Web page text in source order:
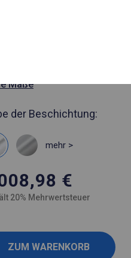
Maße
der Beschichtung:
mehr >
€
20% Mehrwertsteuer